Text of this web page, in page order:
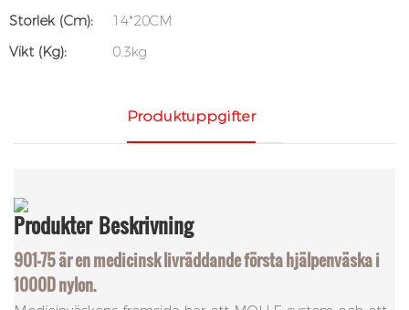
Storlek (cm):
14*20CM
Vikt (kg):
0.3kg
Produktuppgifter
Produkter Beskrivning
901-75 är en medicinsk livräddande första hjälpenväska i
1000D nylon.